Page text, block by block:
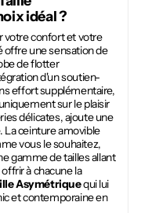
idéal ?
votre confort et votre
offre une sensation de
de flotter
d'un soutien-
effort supplémentaire,
sur le plaisir
délicates, ajoute une
ceinture amovible
vous le souhaitez,
gamme de tailles allant
à chacune la
Asymétriquequi lui
et contemporaine en